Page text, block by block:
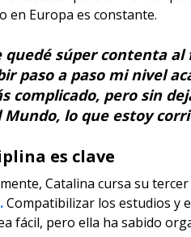
en Europa es constante.
quedé súper contenta
paso a paso mi nivel
complicado, pero sin
Mundo, lo que estoy
es clave
Catalina cursa su
Compatibilizar los estudios y
fácil, pero ella ha sabido